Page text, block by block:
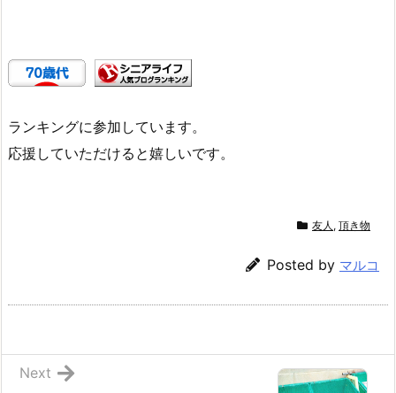
ランキングに参加しています。
応援していただけると嬉しいです。
友人 , 頂き物
Posted by マルコ
Next